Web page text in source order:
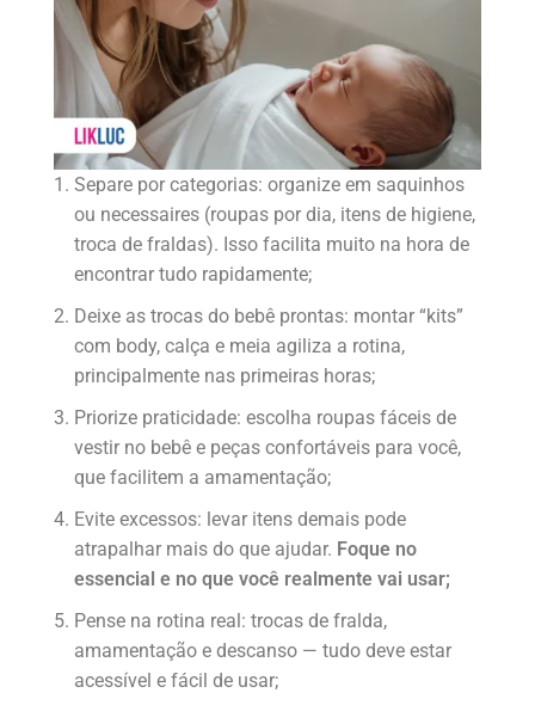
Separe por categorias: organize em saquinhos
ou necessaires (roupas por dia, itens de higiene,
troca de fraldas). Isso facilita muito na hora de
encontrar tudo rapidamente;
Deixe as trocas do bebê prontas: montar “kits”
com body, calça e meia agiliza a rotina,
principalmente nas primeiras horas;
Priorize praticidade: escolha roupas fáceis de
vestir no bebê e peças confortáveis para você,
que facilitem a amamentação;
Evite excessos: levar itens demais pode
atrapalhar mais do que ajudar. Foque no
essencial e no que você realmente vai usar;
Pense na rotina real: trocas de fralda,
amamentação e descanso — tudo deve estar
acessível e fácil de usar;